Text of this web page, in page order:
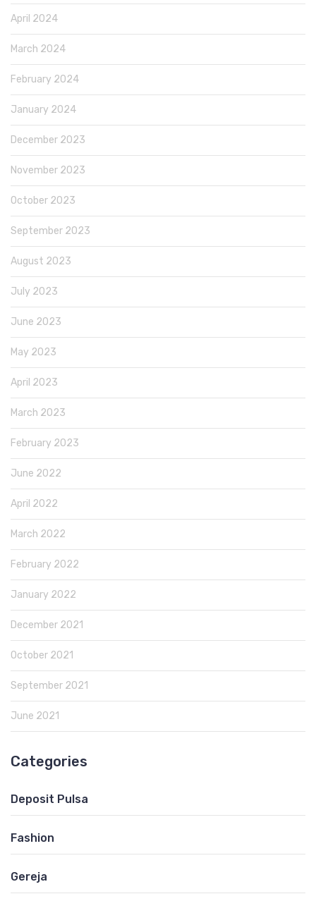
April 2024
March 2024
February 2024
January 2024
December 2023
November 2023
October 2023
September 2023
August 2023
July 2023
June 2023
May 2023
April 2023
March 2023
February 2023
June 2022
April 2022
March 2022
February 2022
January 2022
December 2021
October 2021
September 2021
June 2021
Categories
Deposit Pulsa
Fashion
Gereja